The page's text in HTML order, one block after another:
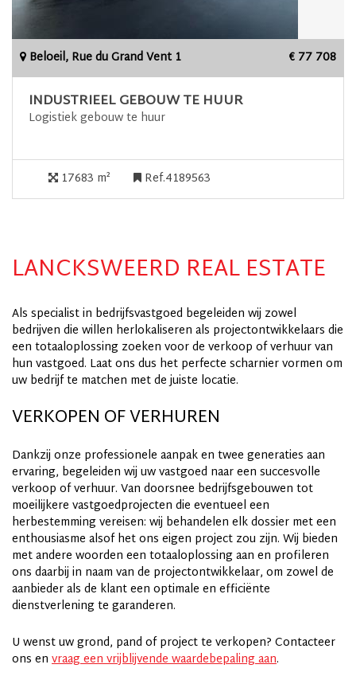
Beloeil, Rue du Grand Vent 1 € 77 708
INDUSTRIEEL GEBOUW TE HUUR
Logistiek gebouw te huur
17683 m² Ref.4189563
LANCKSWEERD REAL ESTATE
Als specialist in bedrijfsvastgoed begeleiden wij zowel
bedrijven die willen herlokaliseren als projectontwikkelaars die
een totaaloplossing zoeken voor de verkoop of verhuur van
hun vastgoed. Laat ons dus het perfecte scharnier vormen om
uw bedrijf te matchen met de juiste locatie.
VERKOPEN OF VERHUREN
Dankzij onze professionele aanpak en twee generaties aan
ervaring, begeleiden wij uw vastgoed naar een succesvolle
verkoop of verhuur. Van doorsnee bedrijfsgebouwen tot
moeilijkere vastgoedprojecten die eventueel een
herbestemming vereisen: wij behandelen elk dossier met een
enthousiasme alsof het ons eigen project zou zijn. Wij bieden
met andere woorden een totaaloplossing aan en profileren
ons daarbij in naam van de projectontwikkelaar, om zowel de
aanbieder als de klant een optimale en efficiënte
dienstverlening te garanderen.
U wenst uw grond, pand of project te verkopen? Contacteer
ons en vraag een vrijblijvende waardebepaling aan.